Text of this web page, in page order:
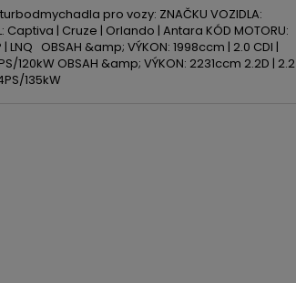
pro vozy: ZNAČKU VOZIDLA:
Captiva | Cruze | Orlando | Antara KÓD MOTORU:
| LNQ OBSAH &amp; VÝKON: 1998ccm | 2.0 CDI |
120kW OBSAH &amp; VÝKON: 2231ccm 2.2D | 2.2
135kW